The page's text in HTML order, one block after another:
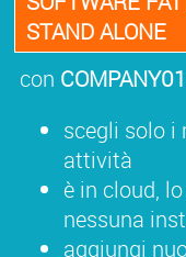
STAND ALONE
con
scegli solo
attività
è in cloud,
nessuna
aggiungi